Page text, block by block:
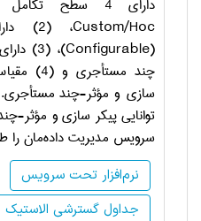
دارای 4 سطح تکامل مدلی است: (1)
Hoc
/
Custom
، (2)
(
Configurable
)، (3)
چند
سازی و مؤثر-چند مستأجری.
توانایی پیکر سازی و مؤثر-
سرویس مدیریت داده‌مان را
نرم‌افزار تحت سرویس
جداول گسترشی الاستیک